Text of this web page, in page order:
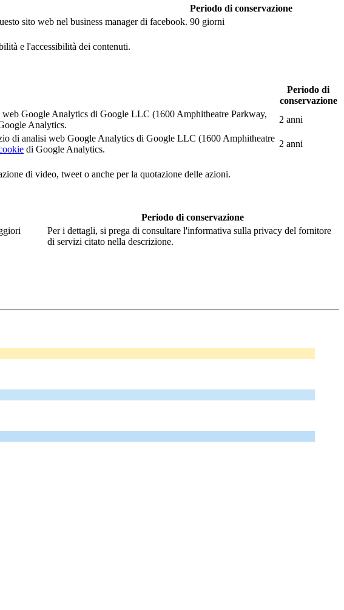
Periodo di conservazione
sito web nel business manager di facebook. 90 giorni
e l'accessibilità dei contenuti.
Periodo di
conservazione
Google Analytics di Google LLC (1600 Amphitheatre Parkway,
Analytics.
2 anni
di analisi web Google Analytics di Google LLC (1600 Amphitheatre
di Google Analytics.
2 anni
di video, tweet o anche per la quotazione delle azioni.
Periodo di conservazione
Per i dettagli, si prega di consultare l'informativa sulla privacy del fornitore
di servizi citato nella descrizione.